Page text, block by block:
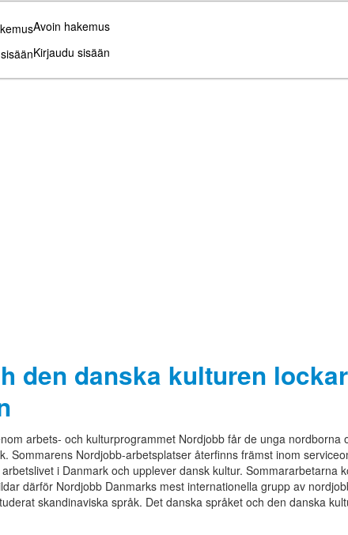
Avoin hakemus
Kirjaudu sisään
den danska kulturen lockar
arbets- och kulturprogrammet Nordjobb får de unga nordborna
Sommarens Nordjobb-arbetsplatser återfinns främst inom
i Danmark och upplever dansk kultur. Sommararbetarna
därför Nordjobb Danmarks mest internationella grupp av
skandinaviska språk. Det danska språket och den danska